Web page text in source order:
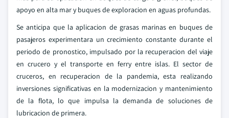
apoyo en alta mar y buques de exploracion en aguas profundas.
Se anticipa que la aplicacion de grasas marinas en buques de
pasajeros experimentara un crecimiento constante durante el
periodo de pronostico, impulsado por la recuperacion del viaje
en crucero y el transporte en ferry entre islas. El sector de
cruceros, en recuperacion de la pandemia, esta realizando
inversiones significativas en la modernizacion y mantenimiento
de la flota, lo que impulsa la demanda de soluciones de
lubricacion de primera.